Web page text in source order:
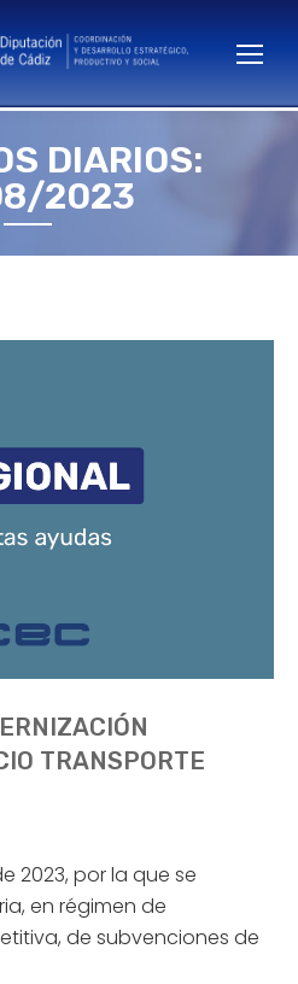
DIARIOS:
2023
aquí:
TRANSPORTE
2023, por la que se
en régimen de
de subvenciones de